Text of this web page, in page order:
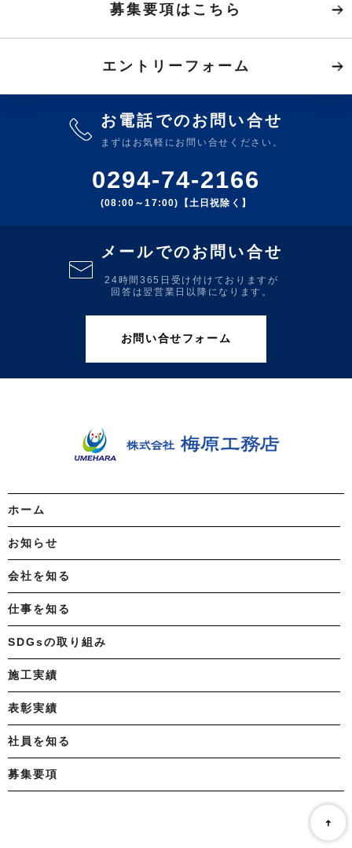
募集要項はこちら
エントリーフォーム
お電話でのお問い合せ
まずはお気軽にお問い合せください。
0294-74-2166
(08:00～17:00)【土日祝除く】
メールでのお問い合せ
24時間365日受け付けておりますが
回答は翌営業日以降になります。
お問い合せフォーム
ホーム
お知らせ
会社を知る
仕事を知る
SDGsの取り組み
施工実績
表彰実績
社員を知る
募集要項